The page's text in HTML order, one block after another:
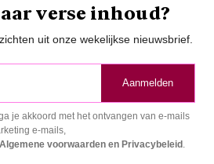
verse inhoud?
uit onze wekelijkse nieuwsbrief.
Aanmelden
je akkoord met het ontvangen van e-mails
e-mails,
Algemene voorwaarden en Privacybeleid .